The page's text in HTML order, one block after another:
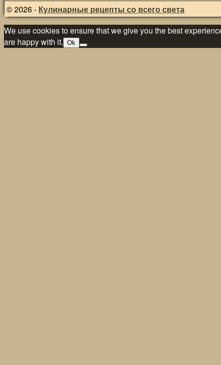
© 2026 - Кулинарные рецепты со всего света
We use cookies to ensure that we give you the best
are happy with it. Ok